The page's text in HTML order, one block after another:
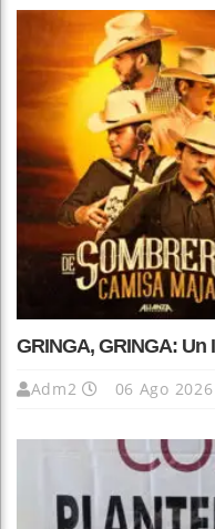
GRINGA, GRINGA:
Adm2 06 Ago 2026